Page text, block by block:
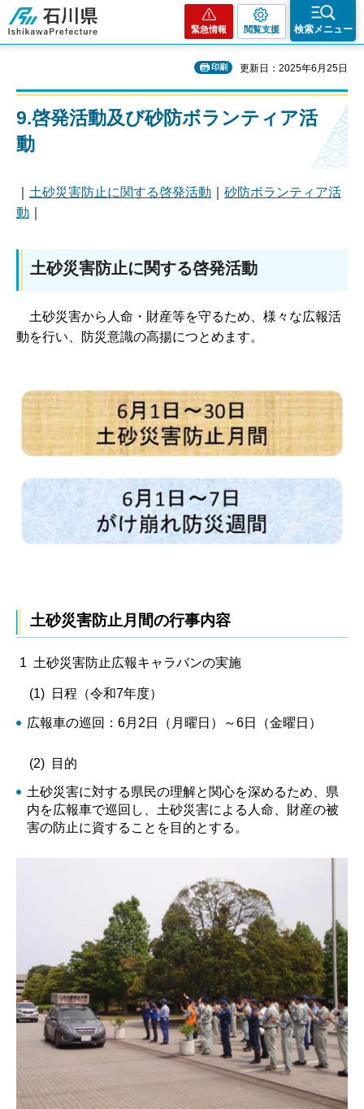
石川県
緊急情報 閲覧支援 検索メニュー
印刷 更新日：2025年6月25日
9.啓発活動及び砂防ボランティア活
動
土砂災害防止に関する啓発活動
砂防ボランティア活
動
土砂災害防止に関する啓発活動
土砂災害から人命・財産等を守るため、様々な広報活
動を行い、防災意識の高揚につとめます。
土砂災害防止月間の行事内容
1 土砂災害防止広報キャラバンの実施
(1) 日程（令和7年度）
広報車の巡回：6月2日（月曜日）～6日（金曜日）
(2) 目的
土砂災害に対する県民の理解と関心を深めるため、県
内を広報車で巡回し、土砂災害による人命、財産の被
害の防止に資することを目的とする。